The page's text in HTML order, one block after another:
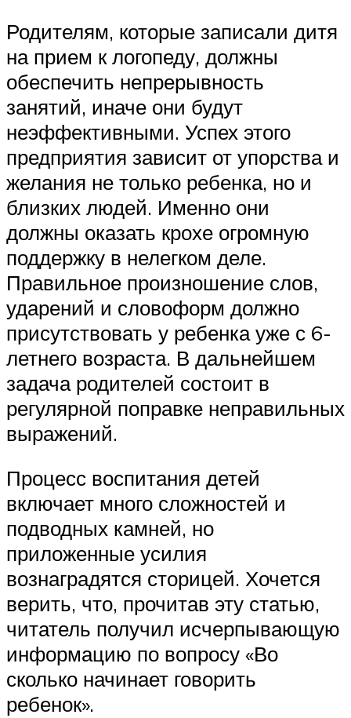
Родителям, которые записали дитя
на прием к логопеду, должны
обеспечить непрерывность
занятий, иначе они будут
неэффективными. Успех этого
предприятия зависит от упорства и
желания не только ребенка, но и
близких людей. Именно они
должны оказать крохе огромную
поддержку в нелегком деле.
Правильное произношение слов,
ударений и словоформ должно
присутствовать у ребенка уже с 6-
летнего возраста. В дальнейшем
задача родителей состоит в
регулярной поправке неправильных
выражений.
Процесс воспитания детей
включает много сложностей и
подводных камней, но
приложенные усилия
вознаградятся сторицей. Хочется
верить, что, прочитав эту статью,
читатель получил исчерпывающую
информацию по вопросу «Во
сколько начинает говорить
ребенок».